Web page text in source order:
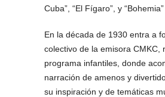
Cuba”, “El Fígaro”, y “Bohemia” .
En la década de 1930 entra a
colectivo de la emisora CMKC,
programa infantiles, donde
narración de amenos y
su inspiración y de temáticas